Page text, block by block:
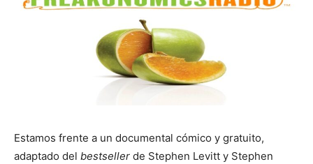
Estamos frente a un documental cómico y gratuito,
adaptado del bestseller de Stephen Levitt y Stephen